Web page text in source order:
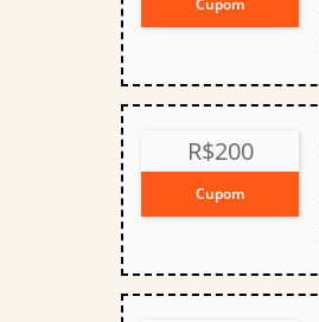
Cupom
R$200
Cupom